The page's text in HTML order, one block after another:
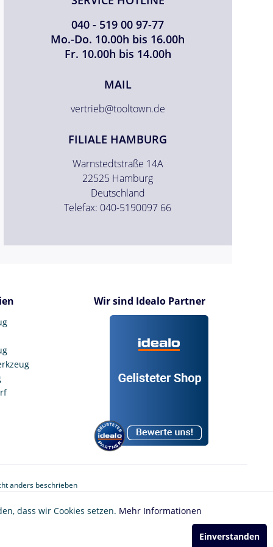
040 - 519 00 97-77
Mo.-Do. 10.00h bis 16.00h
Fr. 10.00h bis 14.00h
MAIL
vertrieb@tooltown.de
FILIALE HAMBURG
Warnstedtstraße 14A
22525 Hamburg
Deutschland
Telefax: 040-5190097 66
Wir sind Idealo Partner
anders beschrieben
dass wir Cookies setzen. Mehr Informationen
Einverstanden